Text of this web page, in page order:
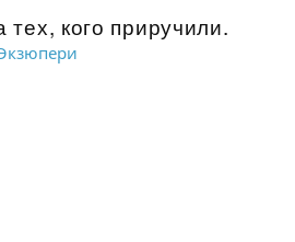
кого приручили.